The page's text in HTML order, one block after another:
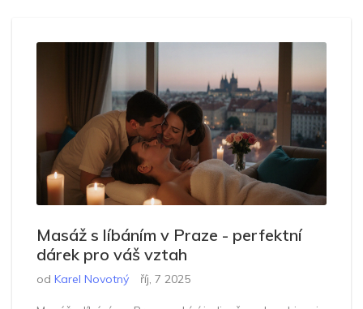
Masáž s líbáním v Praze - perfektní
dárek pro váš vztah
od Karel Novotný říj, 7 2025